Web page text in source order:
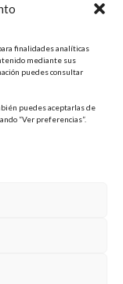
finalidades analíticas
mediante sus
puedes consultar
puedes aceptarlas de
“Ver preferencias”.
BOBO'S.